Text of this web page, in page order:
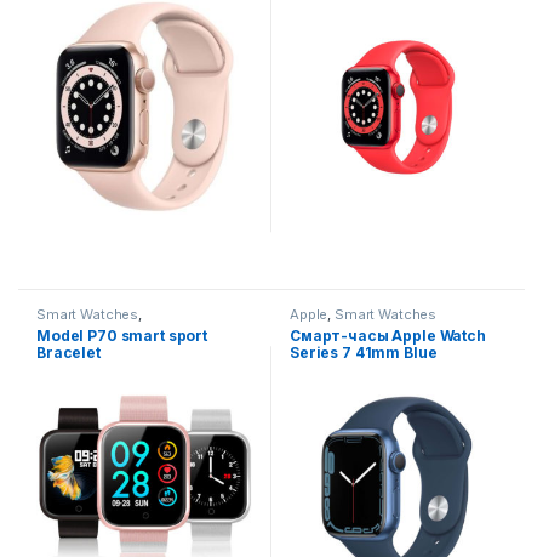
Smart Watches
Смартфоны,телефоны,
гаджеты, аксессуары
Model P70 smart sport
Bracelet
Apple Smart Watches
Смарт-часы Apple Watch
Series 7 41mm Blue